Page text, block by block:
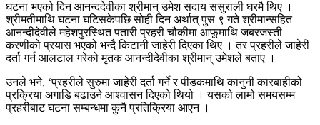
घटना भएको दिन आनन्ददेवीका श्रीमान् उमेश सदाय ससुराली घरमै थिए ।
श्रीमतीमाथि घटना घटिसकेपछि सोही दिन अर्थात् पुस ९ गते श्रीमान्सहित
आनन्दीदेवीले महेशपुरस्थित पतारी प्रहरी चौकीमा आफूमाथि जबरजस्ती
करणीको प्रयास भएको भन्दै किटानी जाहेरी दिएका थिए । तर प्रहरीले जाहेरी
दर्ता गर्न आलटाल गरेको मृतक आनन्दीदेवीका श्रीमान् उमेशले बताए ।
उनले भने, ‘प्रहरीले सुरुमा जाहेरी दर्ता गर्ने र पीडकमाथि कानुनी कारबाहीको
प्रक्रिया अगाडि बढाउने आश्वासन दिएको थियो । यसको लामो समयसम्म
प्रहरीबाट घटना सम्बन्धमा कुनै प्रतिक्रिया आएन ।